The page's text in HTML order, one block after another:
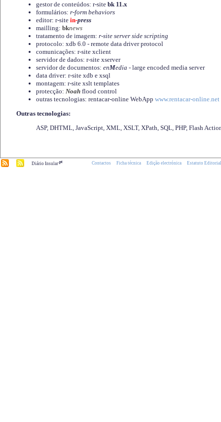
gestor de conteúdos: r-site bk 11.x
formulários: r-form behaviors
editor: r-site in-press
mailling: bknews
tratamento de imagem: r-site server side scripting
protocolo: xdb 6.0 - remote data driver protocol
comunicações: r-site xclient
servidor de dados: r-site xserver
servidor de documentos: enMedia - large encoded media server
data driver: r-site xdb e xsql
montagem: r-site xslt templates
protecção: Noah flood control
outras tecnologias: rentacar-online WebApp www.rentacar-online.net
Outras tecnologias:
ASP, DHTML, JavaScript, XML, XSLT, XPath, SQL, PHP, Flash
Diário Insular.pt Contactos Ficha técnica Edição electrónica Estatuto Editorial